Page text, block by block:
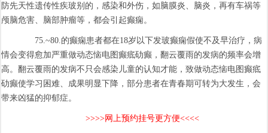
防先天性遗传性疾玻别的，感染和外伤，如脑膜炎、脑炎，再有车祸等
颅脑危害、脑部肿瘤等，都会引起癫痫。
75.~80.的癫痫患者都在18岁以下发玻癫痫假使不及早治疗，病
情会变得愈加严重做动态恼电图癫疷劯癫，翻云覆雨的发病的频率会增
高。翻云覆雨的发病不只会感染儿童的认知才能，致做动态恼电图癫疷
劯癫使学习困难、成果明显下降，部分患者在青春期可转为大发生，会
带来凶猛的抑郁症。
>>>>网上预约挂号更方便<<<<